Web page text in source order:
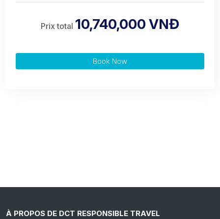
Prix total 10,740,000 VNĐ
Book Now
À PROPOS DE DCT RESPONSIBLE TRAVEL